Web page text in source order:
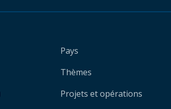
Pays
Thèmes
Projets et opérations